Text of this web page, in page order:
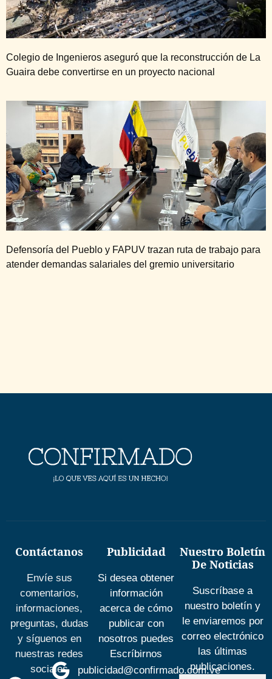
Colegio de Ingenieros aseguró que la reconstrucción de La
Guaira debe convertirse en un proyecto nacional
Defensoría del Pueblo y FAPUV trazan ruta de trabajo para
atender demandas salariales del gremio universitario
Contáctanos
Envíe sus
comentarios,
informaciones,
preguntas, dudas
y síguenos en
nuestras redes
sociales
Publicidad
Si desea obtener
información
acerca de cómo
publicar con
nosotros puedes
Escríbirnos
publicidad@confirmado.com.ve
Nuestro Boletín
De Noticias
Suscríbase a
nuestro boletín y
le enviaremos por
correo electrónico
las últimas
publicaciones.